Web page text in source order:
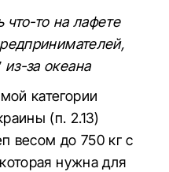
что-то на лафете
за океана
категории
(п. 2.13)
весом до 750 кг с
нужна для